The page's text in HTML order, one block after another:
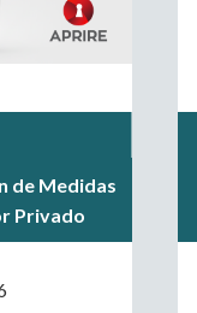
de Medidas
Privado